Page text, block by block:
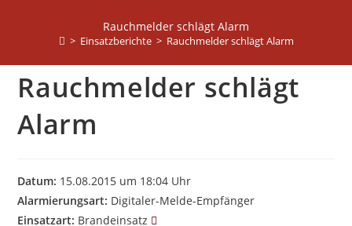
Rauchmelder schlägt Alarm
> Einsatzberichte > Rauchmelder schlägt Alarm
Rauchmelder schlägt
Alarm
Datum: 15.08.2015 um 18:04 Uhr
Alarmierungsart: Digitaler-Melde-Empfänger
Einsatzart: Brandeinsatz